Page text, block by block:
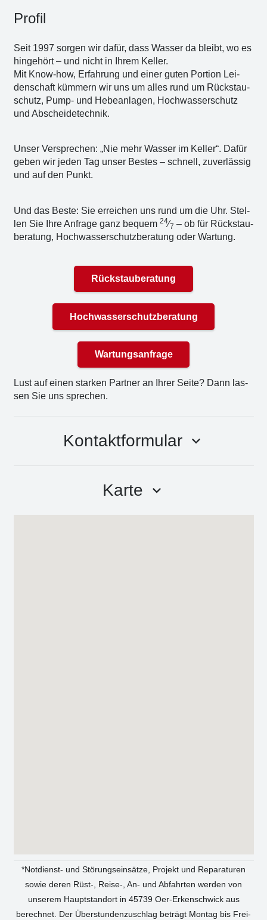
Pro­fil
Seit 1997 sor­gen wir dafür, dass Was­ser da bleibt, wo es
hin­ge­hört – und nicht in Ihrem Kel­ler.
Mit Know-how, Erfah­rung und einer guten Por­ti­on Lei­
den­schaft küm­mern wir uns um alles rund um Rückstau­
schutz, Pump- und Hebe­an­la­gen, Hoch­was­ser­schutz
und Abschei­de­tech­nik.
Unser Ver­spre­chen: „Nie mehr Was­ser im Kel­ler“. Dafür
geben wir jeden Tag unser Bes­tes – schnell, zuver­läs­sig
und auf den Punkt.
Und das Bes­te: Sie errei­chen uns rund um die Uhr. Stel­
len Sie Ihre Anfra­ge ganz bequem 24⁄7 – ob für Rück­stau­
be­ra­tung, Hoch­was­ser­schutz­be­ra­tung oder War­tung.
Rückstauberatung
Hochwasserschutzberatung
Wartungsanfrage
Lust auf einen star­ken Part­ner an Ihrer Sei­te? Dann las­
sen Sie uns spre­chen.
Kontaktformular keyboard_arrow_down
Karte keyboard_arrow_down
*Not­dienst- und Stö­rungs­ein­sät­ze, Pro­jekt und Repa­ra­tu­ren
sowie deren Rüst‑, Reise‑, An- und Abfahr­ten wer­den von
unse­rem Haupt­stand­ort in 45739 Oer-Erken­sch­wick aus
berech­net. Der Über­stun­den­zu­schlag beträgt Mon­tag bis Frei­